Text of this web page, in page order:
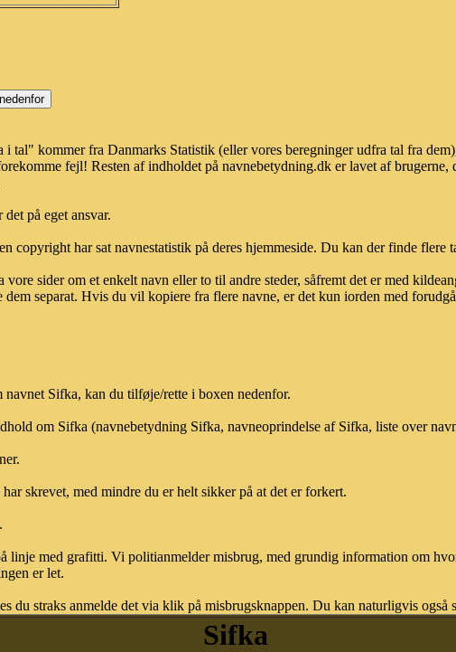
tal" kommer fra Danmarks Statistik (eller vores beregninger udfra tal fra
fejl! Resten af indholdet på navnebetydning.dk er lavet af
på eget ansvar.
copyright har sat navnestatistik på deres hjemmeside. Du kan der finde flere
sider om et enkelt navn eller to til andre steder, såfremt det er med
separat. Hvis du vil kopiere fra flere navne, er det kun iorden med
Sifka, kan du tilføje/rette i boxen nedenfor.
om Sifka (navnebetydning Sifka, navneoprindelse af Sifka, liste over
skrevet, med mindre du er helt sikker på at det er forkert.
linje med grafitti. Vi politianmelder misbrug, med grundig information om
er let.
du straks anmelde det via klik på misbrugsknappen. Du kan naturligvis også
Sifka